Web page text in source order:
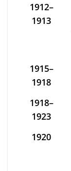
1912–
1913
1915–
1918
1918–
1923
1920